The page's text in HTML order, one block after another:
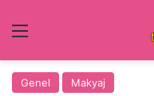
Menü
Genel Makyaj